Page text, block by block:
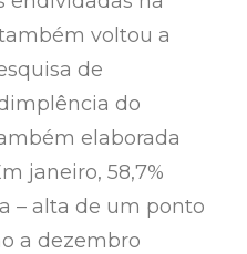
voltou a
de
do
elaborada
janeiro, 58,7%
– alta de um ponto
a dezembro